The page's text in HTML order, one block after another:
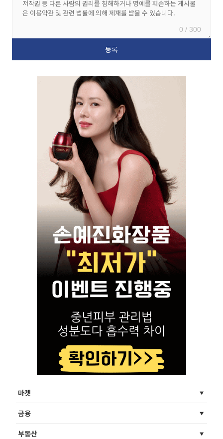
0 / 300
마켓
금융
부동산